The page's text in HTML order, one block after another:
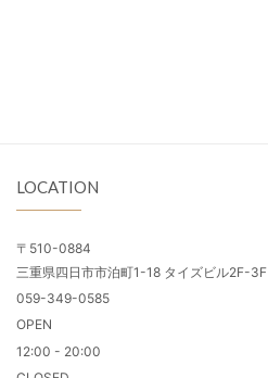
LOCATION
〒510-0884
三重県四日市市泊町1-18 タイズビル2F-3F
059-349-0585
OPEN
12:00 - 20:00